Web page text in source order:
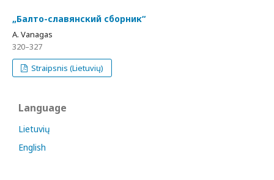
„Балто-славянский сборник“
A. Vanagas
320–327
Straipsnis (Lietuvių)
Language
Lietuvių
English